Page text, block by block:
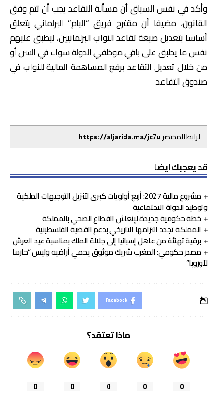
وأكد في نفس السياق أن مسألة التقاعد يجب أن تتم وفق
القانون، مضيفا أن مقترح فريق “البام” البرلماني يتعلق
أساسا بتعديل صيغة تقاعد النواب البرلمانيين، ليطبق عليهم
نفس ما يطبق على باقي موظفي الدولة سواء في السن أو
من خلال تعديل التقاعد برفع المساهمة المالية للنواب في
صندوق التقاعد.
الرابط المختصرhttps://aljarida.ma/jc7u
قد يعجبك ايضا
مشروع مالية 2027: أربع أولويات كبرى لتنزيل التوجيهات الملكية
وتوطيد الدولة الاجتماعية
خطة حكومية جديدة لإنعاش القطاع الصحي بالمملكة
المملكة تجدد التزامها التاريخي بدعم القضية الفلسطينية
برقية تهنئة من عاهل إسبانيا إلى جلالة الملك بمناسبة عيد العرش
مصدر حكومي: المغرب شريك موثوق يحمي أراضيه وليس “حارسا
لأوروبا”
Facebook
ماذا تعتقد؟
_
0
_
0
_
0
_
0
_
0